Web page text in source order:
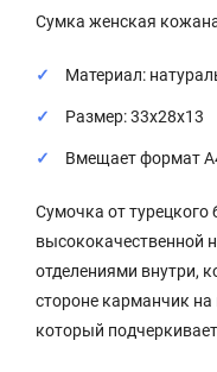
Сумка женская
Материал:
Размер: 33х28х13
Вмещает формат
Сумочка от турецкого
высококачественной
отделениями внутри,
стороне карманчик
который